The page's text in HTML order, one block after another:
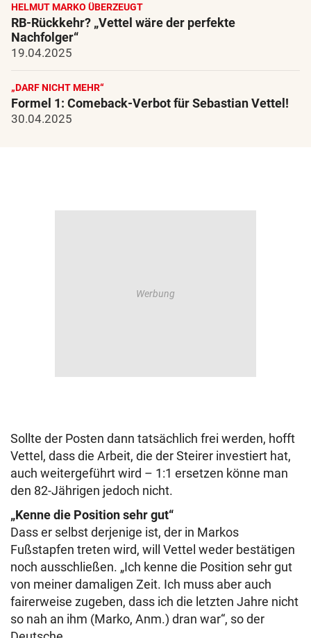
HELMUT MARKO ÜBERZEUGT
RB-Rückkehr? „Vettel wäre der perfekte
Nachfolger“
19.04.2025
„DARF NICHT MEHR“
Formel 1: Comeback-Verbot für Sebastian Vettel!
30.04.2025
Sollte der Posten dann tatsächlich frei werden, hofft
Vettel, dass die Arbeit, die der Steirer investiert hat,
auch weitergeführt wird – 1:1 ersetzen könne man
den 82-Jährigen jedoch nicht.
„Kenne die Position sehr gut“
Dass er selbst derjenige ist, der in Markos
Fußstapfen treten wird, will Vettel weder bestätigen
noch ausschließen. „Ich kenne die Position sehr gut
von meiner damaligen Zeit. Ich muss aber auch
fairerweise zugeben, dass ich die letzten Jahre nicht
so nah an ihm (Marko, Anm.) dran war“, so der